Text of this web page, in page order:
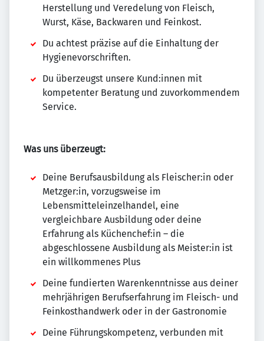
Herstellung und Veredelung von Fleisch,
Wurst, Käse, Backwaren und Feinkost.
Du achtest präzise auf die Einhaltung der
Hygienevorschriften.
Du überzeugst unsere Kund:innen mit
kompetenter Beratung und zuvorkommendem
Service.
Was uns überzeugt:
Deine Berufsausbildung als Fleischer:in oder
Metzger:in, vorzugsweise im
Lebensmitteleinzelhandel, eine
vergleichbare Ausbildung oder deine
Erfahrung als Küchenchef:in – die
abgeschlossene Ausbildung als Meister:in ist
ein willkommenes Plus
Deine fundierten Warenkenntnisse aus deiner
mehrjährigen Berufserfahrung im Fleisch- und
Feinkosthandwerk oder in der Gastronomie
Deine Führungskompetenz, verbunden mit